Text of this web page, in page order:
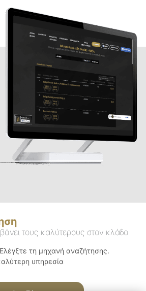
τους καλύτερους στον κλάδο
τη μηχανή αναζήτησης.
υπηρεσία